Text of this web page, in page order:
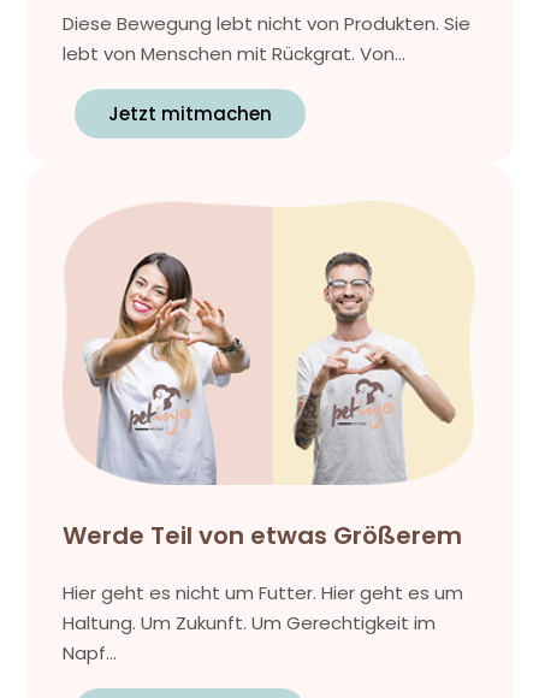
Diese Bewegung lebt nicht von Produkten. Sie
lebt von Menschen mit Rückgrat. Von...
Jetzt mitmachen
Werde Teil von etwas Größerem
Hier geht es nicht um Futter. Hier geht es um
Haltung. Um Zukunft. Um Gerechtigkeit im
Napf...